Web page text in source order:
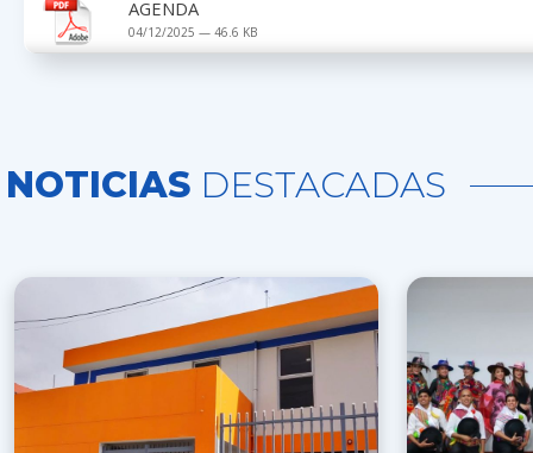
AGENDA
04/12/2025 — 46.6 KB
NOTICIAS DESTACADAS